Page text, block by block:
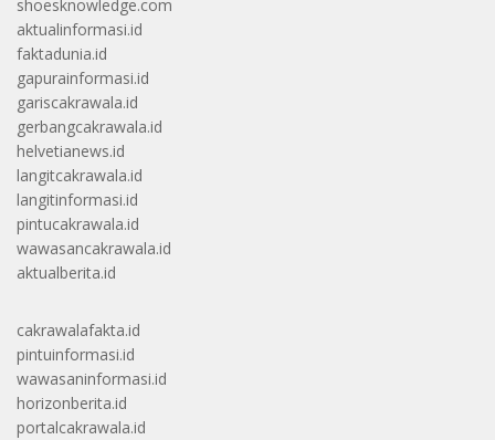
shoesknowledge.com
aktualinformasi.id
faktadunia.id
gapurainformasi.id
gariscakrawala.id
gerbangcakrawala.id
helvetianews.id
langitcakrawala.id
langitinformasi.id
pintucakrawala.id
wawasancakrawala.id
aktualberita.id
cakrawalafakta.id
pintuinformasi.id
wawasaninformasi.id
horizonberita.id
portalcakrawala.id